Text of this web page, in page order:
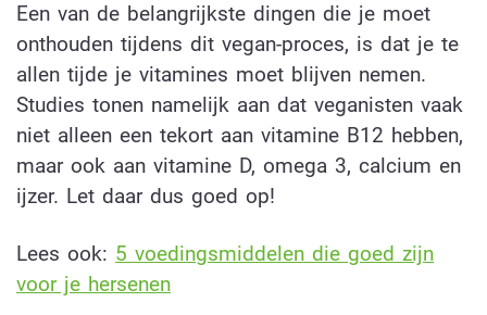
Een van de belangrijkste dingen die je moet
onthouden tijdens dit vegan-proces, is dat je te
allen tijde je vitamines moet blijven nemen.
Studies tonen namelijk aan dat veganisten vaak
niet alleen een tekort aan vitamine B12 hebben,
maar ook aan vitamine D, omega 3, calcium en
ijzer. Let daar dus goed op!
Lees ook: 5 voedingsmiddelen die goed zijn
voor je hersenen